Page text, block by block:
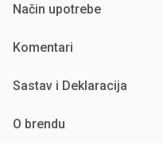
Način upotrebe
Komentari
Sastav i Deklaracija
O brendu